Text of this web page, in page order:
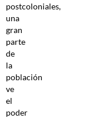
postcoloniales,
una
gran
parte
de
la
población
ve
el
poder